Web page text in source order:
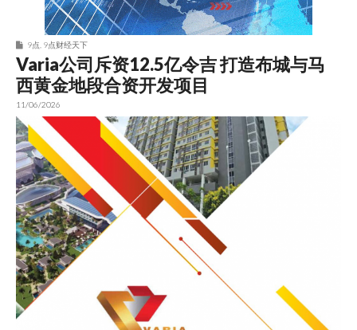
9点 9点财经天下
Varia公司斥资12.5亿令吉 打造布城与马
西黄金地段合资开发项目
11/06/2026